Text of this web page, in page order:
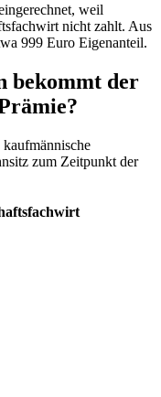
weil
nicht zahlt. Aus
999 Euro Eigenanteil.
bekommt der
zum Zeitpunkt der